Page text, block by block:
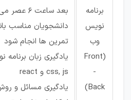
برنامه
نویس
وب
(Front
-
Back)
بعد ساعت
دانشجویان مناسب
تمرین ها انجام شود
css, js و react
یادگیری مسائل و